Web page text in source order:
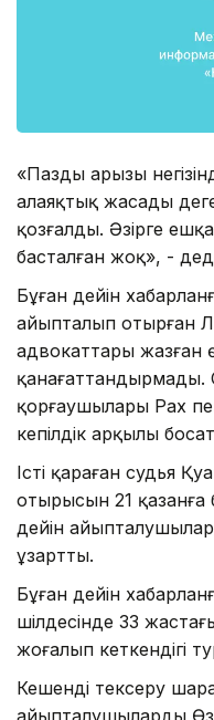
«Паздың арызы
алаяқтық жасады
қозғалды. Әзірге
басталған жоқ», -
Бұған дейін
айыпталып отырған
адвокаттары жазған
қорғаушылары Рах
кепілдік арқылы
Істі қараған судья
отырысын 21 қазанға
дейін
ұзартты.
Бұған дейін
шілдесінде 33
жоғалып кеткендігі
Кешенді тексеру
айыпталушылардың